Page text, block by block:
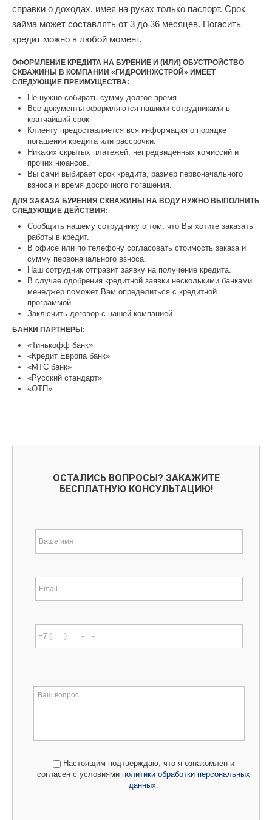
справки о доходах, имея на руках только паспорт. Срок
займа может составлять от 3 до 36 месяцев. Погасить
кредит можно в любой момент.
ОФОРМЛЕНИЕ КРЕДИТА НА БУРЕНИЕ И (ИЛИ) ОБУСТРОЙСТВО
СКВАЖИНЫ В КОМПАНИИ «ГИДРОИНЖСТРОЙ» ИМЕЕТ
СЛЕДУЮЩИЕ ПРЕИМУЩЕСТВА:
Не нужно собирать сумму долгое время.
Все документы оформляются нашими сотрудниками в
кратчайший срок
Клиенту предоставляется вся информация о порядке
погашения кредита или рассрочки.
Никаких скрытых платежей, непредвиденных комиссий и
прочих нюансов.
Вы сами выбирает срок кредита, размер первоначального
взноса и время досрочного погашения.
ДЛЯ ЗАКАЗА БУРЕНИЯ СКВАЖИНЫ НА ВОДУ НУЖНО ВЫПОЛНИТЬ
СЛЕДУЮЩИЕ ДЕЙСТВИЯ:
Сообщить нашему сотруднику о том, что Вы хотите заказать
работы в кредит.
В офисе или по телефону согласовать стоимость заказа и
сумму первоначального взноса.
Наш сотрудник отправит заявку на получение кредита.
В случае одобрения кредитной заявки несколькими банками
менеджер поможет Вам определиться с кредитной
программой.
Заключить договор с нашей компанией.
БАНКИ ПАРТНЕРЫ:
«Тинькофф банк»
«Кредит Европа банк»
«МТС банк»
«Русский стандарт»
«ОТП»
ОСТАЛИСЬ ВОПРОСЫ? ЗАКАЖИТЕ
БЕСПЛАТНУЮ КОНСУЛЬТАЦИЮ!
Настоящим подтверждаю, что я ознакомлен и
согласен с условиями политики обработки персональных
данных.